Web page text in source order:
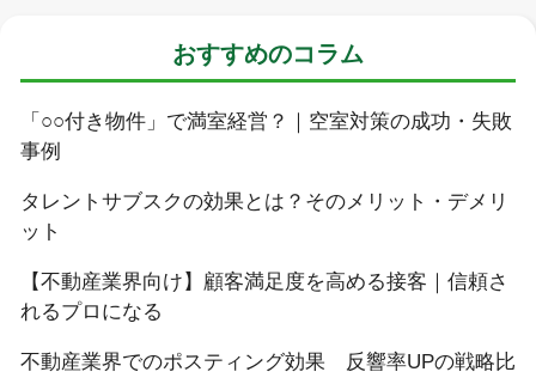
おすすめのコラム
「○○付き物件」で満室経営？｜空室対策の成功・失敗
事例
タレントサブスクの効果とは？そのメリット・デメリ
ット
【不動産業界向け】顧客満足度を高める接客｜信頼さ
れるプロになる
不動産業界でのポスティング効果 反響率UPの戦略比